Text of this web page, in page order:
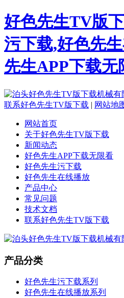
好色先生TV版
污下载,好色先
先生APP下载无
联系好色先生TV版下载 | 网站地
网站首页
关于好色先生TV版下载
新闻动态
好色先生APP下载无限看
好色先生污下载
好色先生在线播放
产品中心
常见问题
技术文档
联系好色先生TV版下载
产品分类
好色先生污下载系列
好色先生在线播放系列